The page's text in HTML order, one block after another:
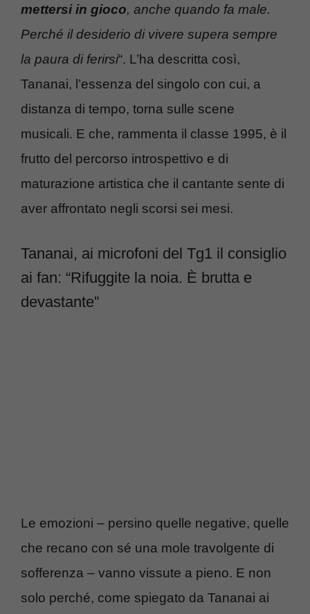
mettersi in gioco, anche quando fa male.
Perché il desiderio di vivere supera sempre
la paura di ferirsi“. L’ha descritta così,
Tananai, l’essenza del singolo con cui, a
distanza di tempo, torna sulle scene
musicali. E che, rammenta il classe 1995, è il
frutto del percorso introspettivo e di
maturazione artistica che il cantante sente di
aver affrontato negli scorsi sei mesi.
Tananai, ai microfoni del Tg1 il consiglio
ai fan: “Rifuggite la noia. È brutta e
devastante”
Le emozioni – persino quelle negative, quelle
che recano con sé una mole travolgente di
sofferenza – vanno vissute a pieno. E non
solo perché, come spiegato da Tananai ai